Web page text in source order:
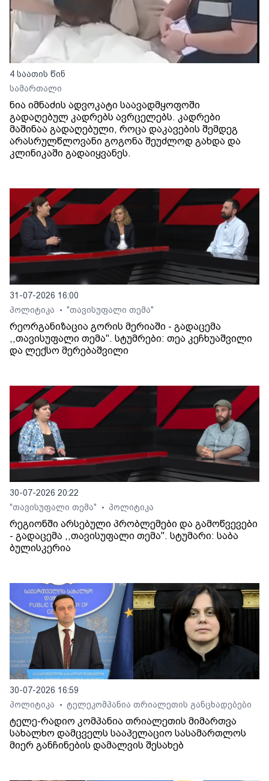
4 საათის წინ
სამართალი
ნია იმნაძის ადვოკატი საავადმყოფოში
გადაღებულ კადრებს ავრცელებს. კადრები
მაშინაა გადაღებული, როცა დაკავების შემდეგ
არასრულწლოვანი გოგონა შეუძლოდ გახდა და
კლინიკაში გადაიყვანეს.
31-07-2026 16:00
პოლიტიკა
• "თავისუფალი თემა"
რეორგანიზაცია გორის მერიაში - გადაცემა
,,თავისუფალი თემა". სტუმრები: თეა კეჩხუაშვილი
და ლექსო მერებაშვილი
30-07-2026 20:22
"თავისუფალი თემა"
• პოლიტიკა
რეგიონში არსებული პრობლემები და გამოწვევები
- გადაცემა ,,თავისუფალი თემა". სტუმარი: საბა
ბულისკერია
30-07-2026 16:59
პოლიტიკა
• ტელეკომპანია თრიალეთის განცხადებები
ტელე-რადიო კომპანია თრიალეთის მიმართვა
სახალხო დამცველს სააპელაციო სასამართლოს
მიერ განჩინების დამალვის შესახებ